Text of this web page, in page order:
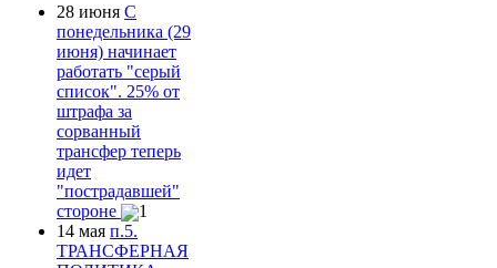
28 июня С
понедельника (29
июня) начинает
работать "серый
список". 25% от
штрафа за
сорванный
трансфер теперь
идет
"пострадавшей"
стороне
1
14 мая п.5.
ТРАНСФЕРНАЯ